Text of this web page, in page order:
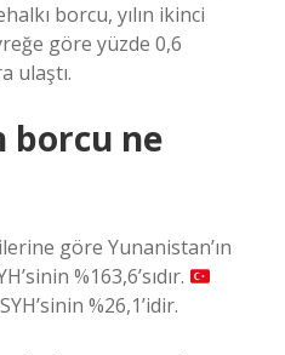
borcu, yılın ikinci
göre yüzde 0,6
ulaştı.
borcu ne
göre Yunanistan’ın
%163,6’sıdır.
%26,1’idir.